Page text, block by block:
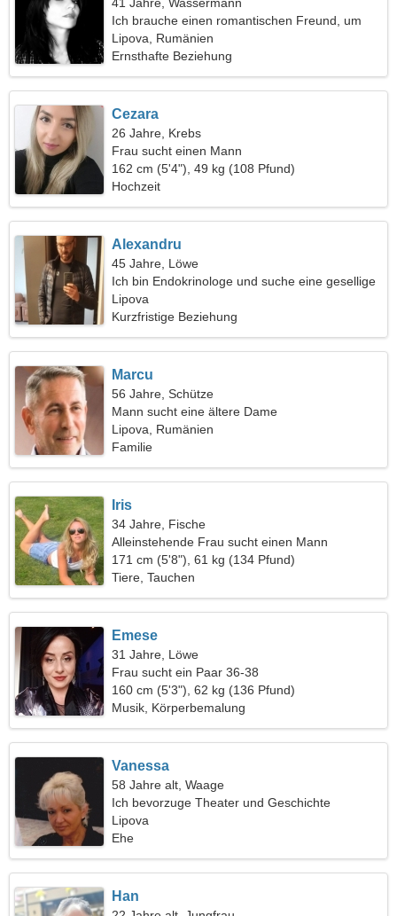
Ich brauche einen romantischen Freund, um
zusammen Ski zu fahren
Lipova, Rumänien
Ernsthafte Beziehung
Cezara
26 Jahre, Krebs
Frau sucht einen Mann
162 cm (5'4"), 49 kg (108 Pfund)
Hochzeit
Alexandru
45 Jahre, Löwe
Ich bin Endokrinologe und suche eine gesellige
Frau
Lipova
Kurzfristige Beziehung
Marcu
56 Jahre, Schütze
Mann sucht eine ältere Dame
Lipova, Rumänien
Familie
Iris
34 Jahre, Fische
Alleinstehende Frau sucht einen Mann
171 cm (5'8"), 61 kg (134 Pfund)
Tiere, Tauchen
Emese
31 Jahre, Löwe
Frau sucht ein Paar 36-38
160 cm (5'3"), 62 kg (136 Pfund)
Musik, Körperbemalung
Vanessa
58 Jahre alt, Waage
Ich bevorzuge Theater und Geschichte
Lipova
Ehe
Han